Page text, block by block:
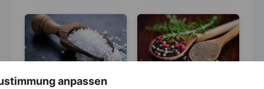
anpassen